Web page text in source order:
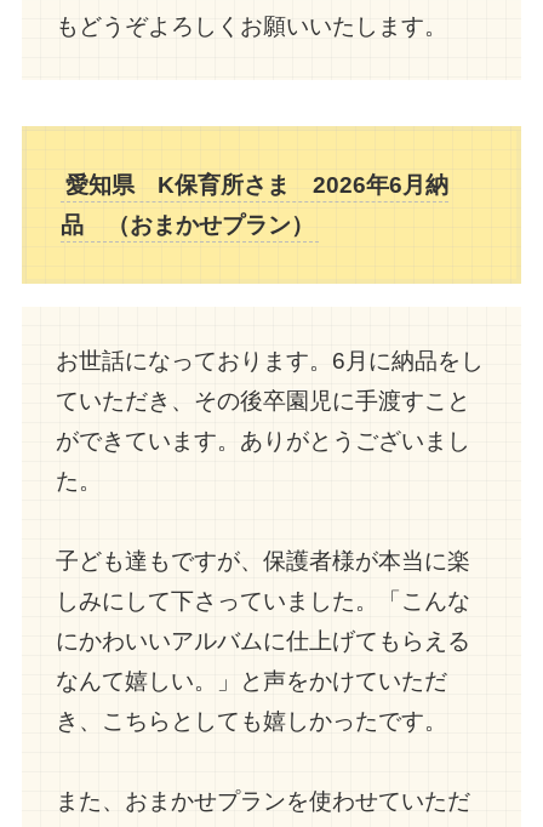
もどうぞよろしくお願いいたします。
愛知県 K保育所さま 2026年6月納
品 （おまかせプラン）
お世話になっております。6月に納品をし
ていただき、その後卒園児に手渡すこと
ができています。ありがとうございまし
た。
子ども達もですが、保護者様が本当に楽
しみにして下さっていました。「こんな
にかわいいアルバムに仕上げてもらえる
なんて嬉しい。」と声をかけていただ
き、こちらとしても嬉しかったです。
また、おまかせプランを使わせていただ